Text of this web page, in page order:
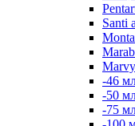
Santi
-46
-50
-75